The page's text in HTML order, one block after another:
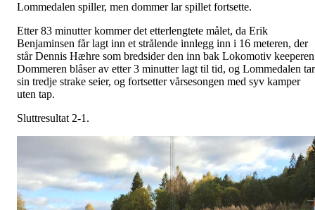
Lommedalen spiller, men dommer lar spillet fortsette.
Etter 83 minutter kommer det etterlengtete målet, da Erik
Benjaminsen får lagt inn et strålende innlegg inn i 16 meteren, der
står Dennis Hæhre som bredsider den inn bak Lokomotiv
Dommeren blåser av etter 3 minutter lagt til tid, og Lommedalen tar
sin tredje strake seier, og fortsetter vårsesongen med syv kamper
uten tap.
Sluttresultat 2-1.